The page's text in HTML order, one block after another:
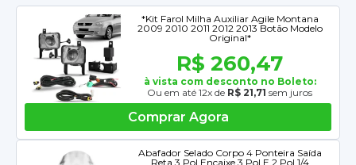
*Kit Farol Milha Auxiliar Agile Montana
2009 2010 2011 2012 2013 Botão Modelo
Original*
R$ 260,47
à vista com desconto no Boleto:
Ou em até 12x de R$ 21,71 sem juros
Comprar Agora
Abafador Selado Corpo 4 Ponteira Saída
Reta 3 Pol Encaixe 3 Pol E 2 Pol 1/4